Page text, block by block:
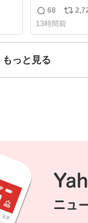
返
信
数
68
リ
ポ
ス
13時間前
もっと見る